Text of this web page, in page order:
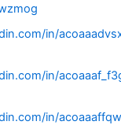
in/
in/
in/